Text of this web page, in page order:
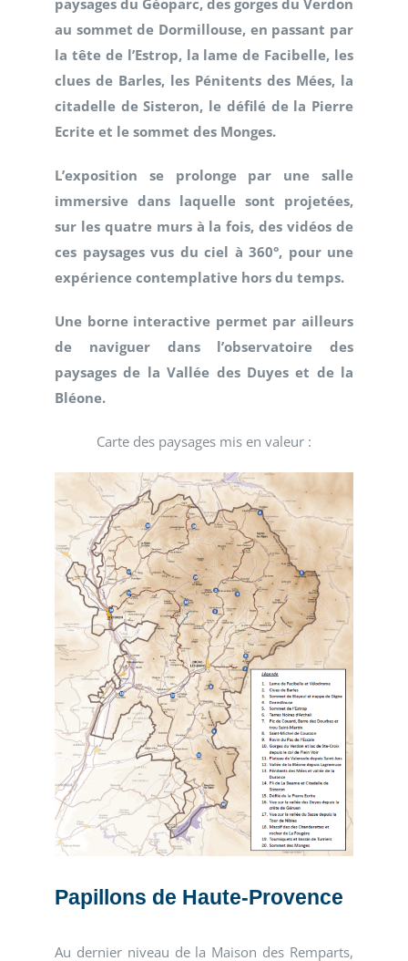
paysages du Géoparc, des gorges du Verdon
au sommet de Dormillouse, en passant par
la tête de l’Estrop, la lame de Facibelle, les
clues de Barles, les Pénitents des Mées, la
citadelle de Sisteron, le défilé de la Pierre
Ecrite et le sommet des Monges.
L’exposition se prolonge par une salle
immersive dans laquelle sont projetées,
sur les quatre murs à la fois,des vidéos de
ces paysages vus du ciel à 360°, pour une
expérience contemplative hors du temps.
Une borne interactive permet par ailleurs
de naviguer dans l’observatoire des
paysages de la Vallée des Duyes et de la
Bléone.
Carte des paysages mis en valeur :
Papillons de Haute-Provence
Au dernier niveau de la Maison des Remparts,